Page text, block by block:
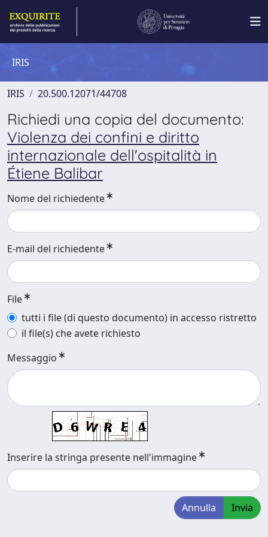
IRIS
IRIS 20.500.12071/44708
Richiedi una copia del documento:
Violenza dei confini e diritto
internazionale dell'ospitalità in
Étiene Balibar
Nome del richiedente
E-mail del richiedente
File
tutti i file (di questo documento) in accesso ristretto
il file(s) che avete richiesto
Messaggio
Inserire la stringa presente nell'immagine
Annulla Invia